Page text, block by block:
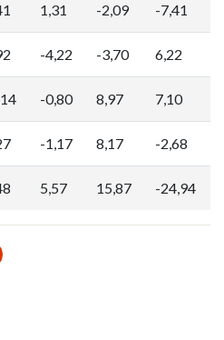
1,31 -2,09 -7,41
-4,22 -3,70 6,22
-0,80 8,97 7,10
-1,17 8,17 -2,68
5,57 15,87 -24,94
på Twitter
sidan på Linkedin